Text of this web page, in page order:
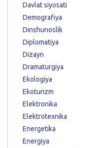
Davlat siyosati
Demografiya
Dinshunoslik
Diplomatiya
Dizayn
Dramaturgiya
Ekologiya
Ekoturizm
Elektronika
Elektrotexnika
Energetika
Energiya